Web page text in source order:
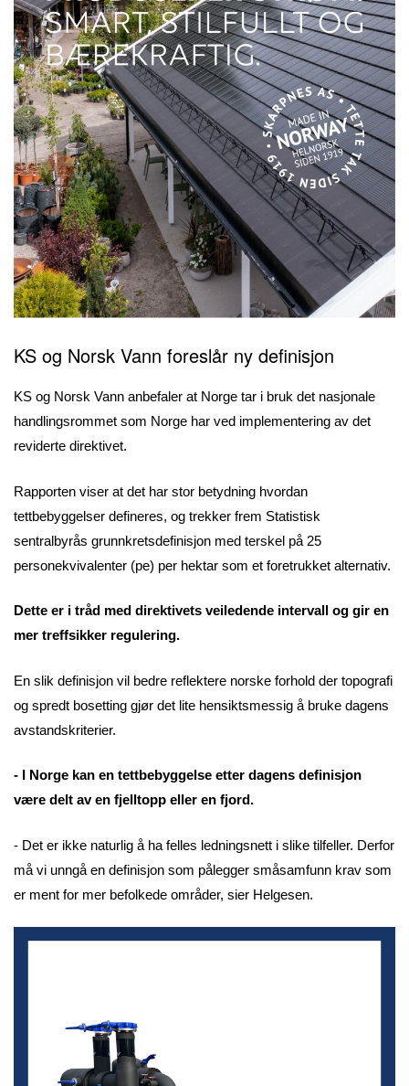
KS og Norsk Vann foreslår ny definisjon
KS og Norsk Vann anbefaler at Norge tar i bruk det nasjonale
handlingsrommet som Norge har ved implementering av det
reviderte direktivet.
Rapporten viser at det har stor betydning hvordan
tettbebyggelser defineres, og trekker frem Statistisk
sentralbyrås grunnkretsdefinisjon med terskel på 25
personekvivalenter (pe) per hektar som et foretrukket alternativ.
Dette er i tråd med direktivets veiledende intervall og gir en
mer treffsikker regulering.
En slik definisjon vil bedre reflektere norske forhold der topografi
og spredt bosetting gjør det lite hensiktsmessig å bruke dagens
avstandskriterier.
- I Norge kan en tettbebyggelse etter dagens definisjon
være delt av en fjelltopp eller en fjord.
- Det er ikke naturlig å ha felles ledningsnett i slike tilfeller. Derfor
må vi unngå en definisjon som pålegger småsamfunn krav som
er ment for mer befolkede områder, sier Helgesen.